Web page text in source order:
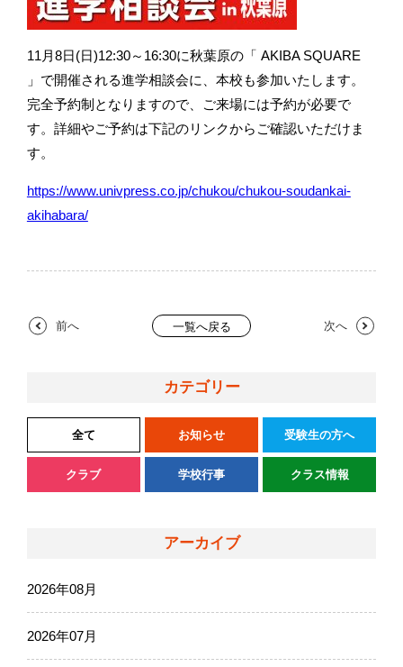
11月8日(日)12:30～16:30に秋葉原の「 AKIBA SQUARE
」で開催される進学相談会に、本校も参加いたします。
完全予約制となりますので、ご来場には予約が必要で
す。詳細やご予約は下記のリンクからご確認いただけま
す。
https://www.univpress.co.jp/chukou/chukou-soudankai-
akihabara/
前へ 一覧へ戻る 次へ
カテゴリー
全て お知らせ 受験生の方へ
クラブ 学校行事 クラス情報
アーカイブ
2026年08月
2026年07月